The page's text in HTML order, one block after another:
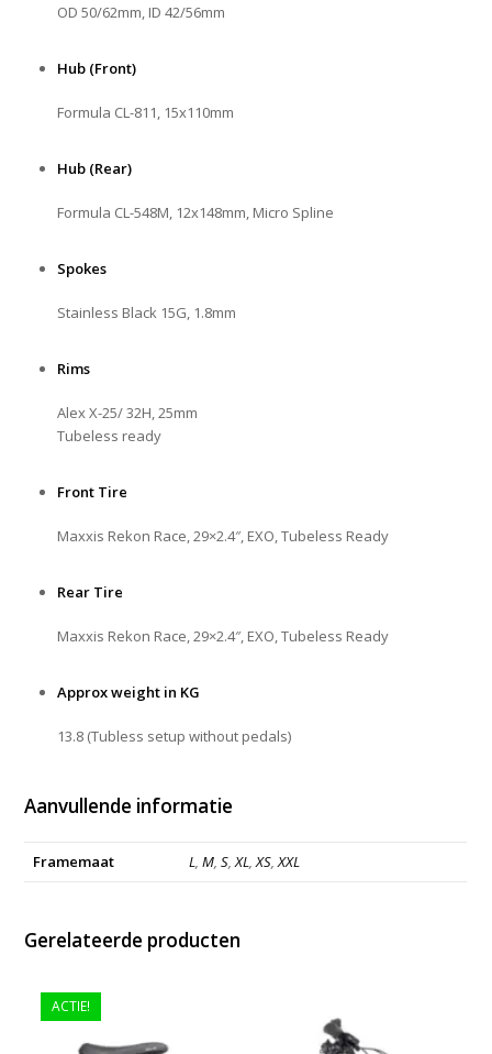
OD 50/62mm, ID 42/56mm
Hub (Front)
Formula CL-811, 15x110mm
Hub (Rear)
Formula CL-548M, 12x148mm, Micro Spline
Spokes
Stainless Black 15G, 1.8mm
Rims
Alex X-25/ 32H, 25mm
Tubeless ready
Front Tire
Maxxis Rekon Race, 29×2.4″, EXO, Tubeless Ready
Rear Tire
Maxxis Rekon Race, 29×2.4″, EXO, Tubeless Ready
Approx weight in KG
13.8 (Tubless setup without pedals)
Aanvullende informatie
Framemaat L,M,S,XL,XS,XXL
Gerelateerde producten
ACTIE!